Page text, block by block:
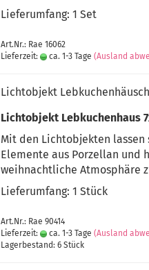
Lieferumfang: 1 Set
Art.Nr.: Rae 16062
Lieferzeit:
ca. 1-3 Tage (Ausland
Lichtobjekt
Lichtobjekt Lebkuchenhaus
Mit den Lichtobjekten
Elemente aus Porzellan
weihnachtliche Atmosphäre
Lieferumfang: 1 Stück
Art.Nr.: Rae 90414
Lieferzeit:
ca. 1-3 Tage (Ausland
Lagerbestand: 6 Stück